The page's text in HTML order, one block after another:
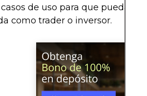
de uso para que pueda
como trader o inversor.